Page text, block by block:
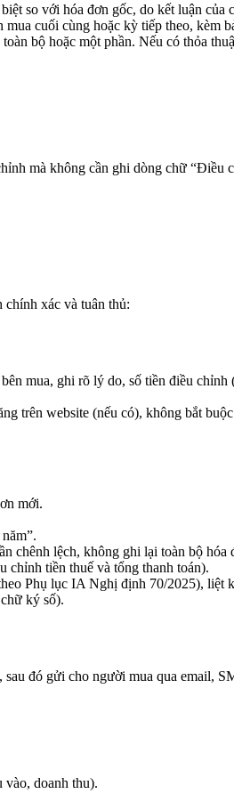
so với hóa đơn gốc, do kết luận của
cuối cùng hoặc kỳ tiếp theo, kèm
bộ hoặc một phần. Nếu có thỏa
mà không cần ghi dòng chữ “Điều
xác và tuân thủ:
mua, ghi rõ lý do, số tiền điều
trên website (nếu có), không bắt
mới.
chênh lệch, không ghi lại toàn bộ hóa
chỉnh tiền thuế và tổng thanh toán).
Phụ lục IA Nghị định 70/2025), liệt
ký số).
đó gửi cho người mua qua email,
vào, doanh thu).